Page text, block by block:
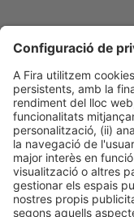
MEDIA PARTNER
Subscriu-te per
Bizbarcelona!